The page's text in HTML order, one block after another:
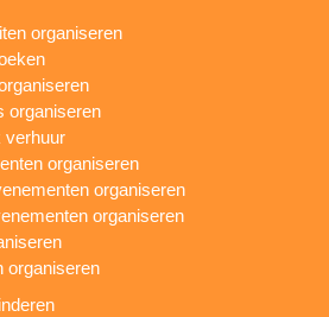
organiseren
organiseren
verhuur
organiseren
organiseren
organiseren
organiseren